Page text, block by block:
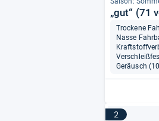
„gut“ (71
Trockene
Nasse
Geräusch
2